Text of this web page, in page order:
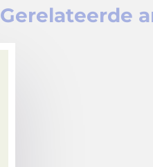
Gerelateerde